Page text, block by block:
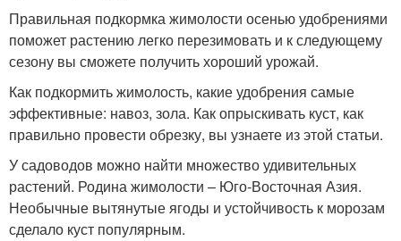
Правильная подкормка жимолости осенью удобрениями
поможет растению легко перезимовать и к следующему
сезону вы сможете получить хороший урожай.
Как подкормить жимолость, какие удобрения самые
эффективные: навоз, зола. Как опрыскивать куст, как
правильно провести обрезку, вы узнаете из этой статьи.
У садоводов можно найти множество удивительных
растений. Родина жимолости – Юго-Восточная Азия.
Необычные вытянутые ягоды и устойчивость к морозам
сделало куст популярным.